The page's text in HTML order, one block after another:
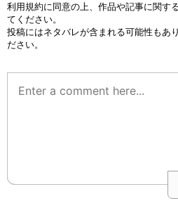
利用規約に同意の上、作品や記事に関す
てください。
投稿にはネタバレが含まれる可能性もあ
ださい。